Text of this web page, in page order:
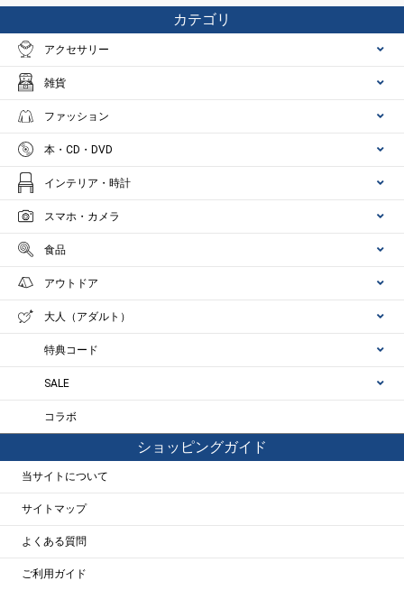
カテゴリ
アクセサリー
雑貨
ファッション
本・CD・DVD
インテリア・時計
スマホ・カメラ
食品
アウトドア
大人（アダルト）
特典コード
SALE
コラボ
ショッピングガイド
当サイトについて
サイトマップ
よくある質問
ご利用ガイド